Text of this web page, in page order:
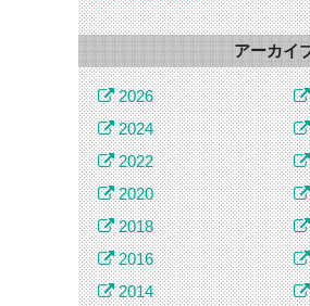
アーカイ
2026
2024
2022
2020
2018
2016
2014